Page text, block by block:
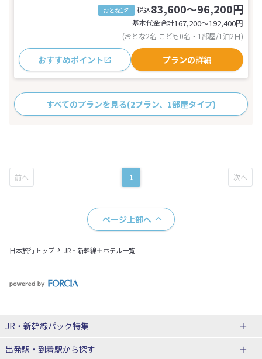
おとな1名 税込83,600～96,200円
基本代金合計167,200〜192,400円
(おとな2名 こども0名・1部屋/1泊2日)
おすすめポイント プランの詳細
すべてのプランを見る(2プラン、1部屋タイプ)
1
ページ上部へ
日本旅行トップ JR・新幹線＋ホテル一覧
JR・新幹線パック特集
JR・新幹線＋ホテルパック
出発駅・到着駅から探す